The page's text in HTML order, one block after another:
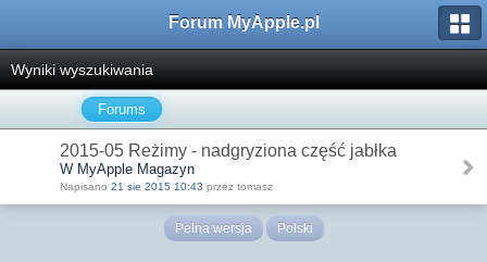
Forum MyApple.pl
Wyniki wyszukiwania
Forums
2015-05 Reżimy - nadgryziona część jabłka
W MyApple Magazyn
Napisano 21 sie 2015 10:43 przez tomasz
Pełna wersja Polski